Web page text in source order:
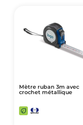
Mètre ruban 3m avec
crochet métallique